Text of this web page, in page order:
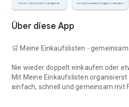
Über diese App
🛒 Meine Einkaufslisten -
Nie wieder doppelt einkaufen oder
Mit Meine Einkaufslisten
einfach, schnell und gemeinsam mit